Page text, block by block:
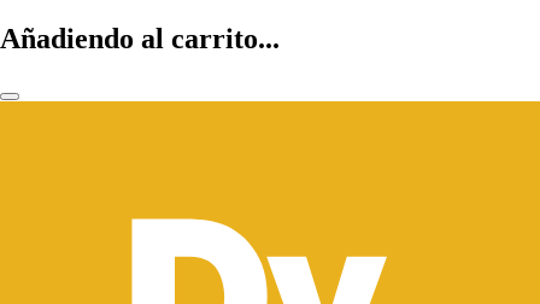
Añadiendo al carrito...